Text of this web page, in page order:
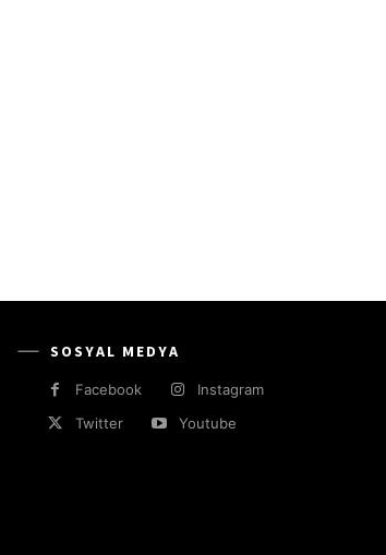
SOSYAL MEDYA
Facebook
Instagram
Twitter
Youtube